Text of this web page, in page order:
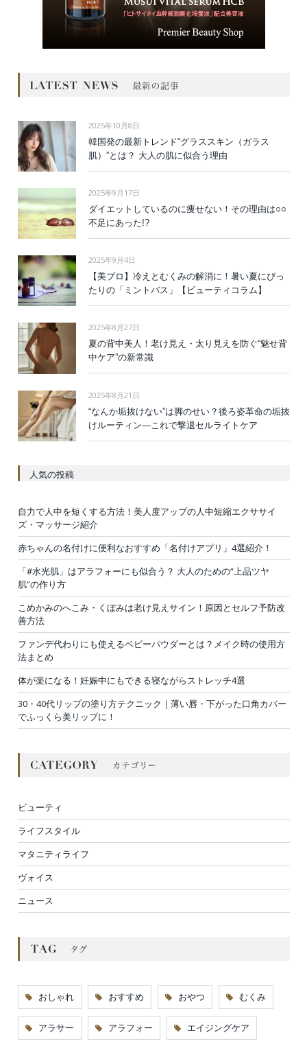
2025年10月8日
韓国発の最新トレンド“グラススキン（ガラス
肌）”とは？ 大人の肌に似合う理由
2025年9月17日
ダイエットしているのに痩せない！その理由は○○
不足にあった!?
2025年9月4日
【美プロ】冷えとむくみの解消に！暑い夏にぴっ
たりの「ミントバス」【ビューティコラム】
2025年8月27日
夏の背中美人！老け見え・太り見えを防ぐ“魅せ背
中ケア”の新常識
2025年8月21日
“なんか垢抜けない”は脚のせい？後ろ姿革命の垢抜
けルーティン—これで撃退セルライトケア
人気の投稿
自力で人中を短くする方法！美人度アップの人中短縮エクササイ
ズ・マッサージ紹介
赤ちゃんの名付けに便利なおすすめ「名付けアプリ」4選紹介！
「#水光肌」はアラフォーにも似合う？ 大人のための“上品ツヤ
肌”の作り方
こめかみのへこみ・くぼみは老け見えサイン！原因とセルフ予防改
善方法
ファンデ代わりにも使えるベビーパウダーとは？メイク時の使用方
法まとめ
体が楽になる！妊娠中にもできる寝ながらストレッチ4選
30・40代リップの塗り方テクニック｜薄い唇・下がった口角カバー
でふっくら美リップに！
ビューティ
ライフスタイル
マタニティライフ
ヴォイス
ニュース
おしゃれ おすすめ おやつ むくみ
アラサー アラフォー エイジングケア